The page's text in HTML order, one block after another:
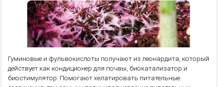
Гуминовые и фульвокислоты получают из леонардита, который
действует как кондиционер для почвы, биокатализатор и
биостимулятор. Помогают хелатировать питательные